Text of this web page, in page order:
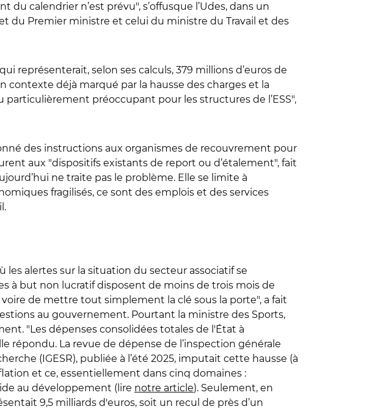
calendrier n’est prévu", s’offusque l’Udes, dans un
du Premier ministre et celui du ministre du Travail et des
représenterait, selon ses calculs, 379 millions d’euros de
contexte déjà marqué par la hausse des charges et la
préoccupant pour les structures de l’ESS",
des instructions aux organismes de recouvrement pour
aux "dispositifs existants de report ou d’étalement", fait
ne traite pas le problème. Elle se limite à
fragilisés, ce sont des emplois et des services
alertes sur la situation du secteur associatif se
à but non lucratif disposent de moins de trois mois de
de mettre tout simplement la clé sous la porte", a fait
au gouvernement. Pourtant la ministre des Sports,
"Les dépenses consolidées totales de l'État à
répondu. La revue de dépense de l’inspection générale
(IGESR), publiée à l’été 2025, imputait cette hausse (à
et ce, essentiellement dans cinq domaines :
au développement (lire notre article). Seulement, en
9,5 milliards d'euros, soit un recul de près d’un